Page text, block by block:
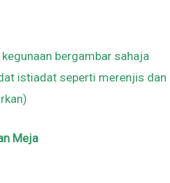
bergambar sahaja
istiadat seperti merenjis dan
Meja